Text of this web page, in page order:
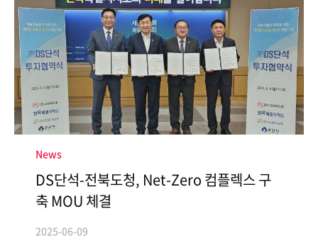
News
DS단석-전북도청, Net-Zero 컴플렉스 구
축 MOU 체결
2025-06-09